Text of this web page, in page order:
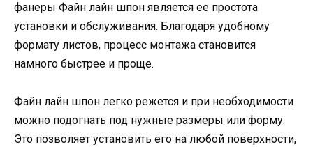
фанеры Файн лайн шпон является ее простота
установки и обслуживания. Благодаря удобному
формату листов, процесс монтажа становится
намного быстрее и проще.
Файн лайн шпон легко режется и при необходимости
можно подогнать под нужные размеры или форму.
Это позволяет установить его на любой поверхности,